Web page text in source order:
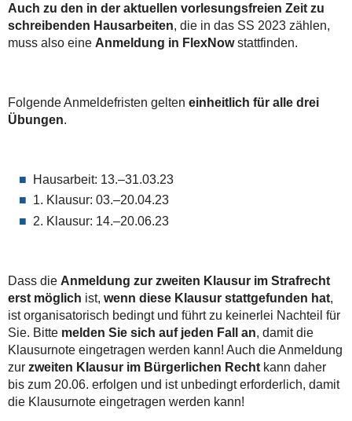
Auch zu den in der aktuellen vorlesungsfreien Zeit zu
schreibenden Hausarbeiten, die in das SS 2023 zählen,
muss also eine Anmeldung in FlexNowstattfinden.
Folgende Anmeldefristen gelten einheitlich für alle drei
Übungen.
Hausarbeit: 13.–31.03.23
1. Klausur: 03.–20.04.23
2. Klausur: 14.–20.06.23
Dass die Anmeldung zur zweiten Klausur im Strafrecht
erst möglich ist, wenn diese Klausur stattgefunden hat,
ist organisatorisch bedingt und führt zu keinerlei Nachteil für
Sie. Bitte melden Sie sich auf jeden Fall an, damit die
Klausurnote eingetragen werden kann! Auch die Anmeldung
zur zweiten Klausur im Bürgerlichen Rechtkann daher
bis zum 20.06. erfolgen und ist unbedingt erforderlich, damit
die Klausurnote eingetragen werden kann!